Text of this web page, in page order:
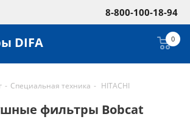
8-800-100-18-94
DIFA 0
- Специальная техника - HITACHI
фильтры Bobcat